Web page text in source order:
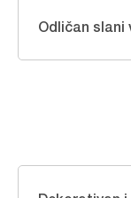
Odličan slani